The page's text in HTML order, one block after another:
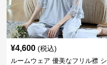
¥4,600 (税込)
ルームウェア 優美なフリル襟 シ